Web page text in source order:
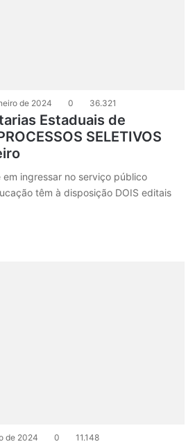
de 2024 0 36.321
Estaduais de
SELETIVOS
ingressar no serviço público
têm à disposição DOIS editais
de 2024 0 11.148